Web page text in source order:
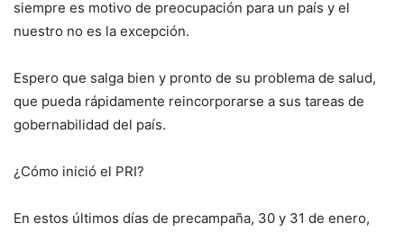
siempre es motivo de preocupación para un país y el
nuestro no es la excepción.
Espero que salga bien y pronto de su problema de salud,
que pueda rápidamente reincorporarse a sus tareas de
gobernabilidad del país.
¿Cómo inició el PRI?
En estos últimos días de precampaña, 30 y 31 de enero,